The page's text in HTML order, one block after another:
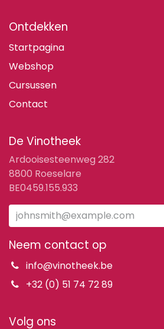
Ontdekken
Startpagina
Webshop
Cursussen
Contact
De Vinotheek
Ardooisesteenweg 282
8800 Roeselare
BE0459.155.933
Neem contact op
info@vinotheek.be
+32 (0) 51 74 72 89
Volg ons